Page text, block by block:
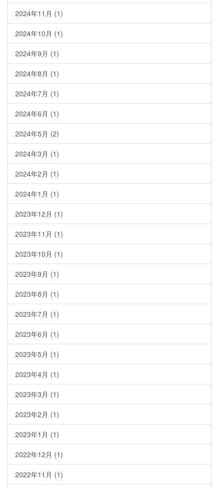
2024年11月 (1)
2024年10月 (1)
2024年9月 (1)
2024年8月 (1)
2024年7月 (1)
2024年6月 (1)
2024年5月 (2)
2024年3月 (1)
2024年2月 (1)
2024年1月 (1)
2023年12月 (1)
2023年11月 (1)
2023年10月 (1)
2023年9月 (1)
2023年8月 (1)
2023年7月 (1)
2023年6月 (1)
2023年5月 (1)
2023年4月 (1)
2023年3月 (1)
2023年2月 (1)
2023年1月 (1)
2022年12月 (1)
2022年11月 (1)